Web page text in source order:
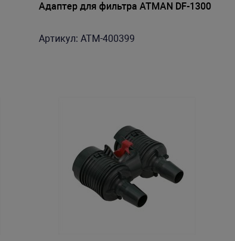
Адаптер для фильтра ATMAN DF-1300
Артикул: ATM-400399